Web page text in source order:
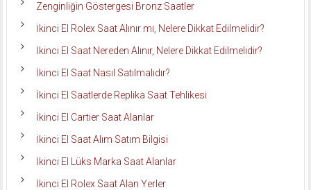
Zenginliğin Göstergesi Bronz Saatler
İkinci El Rolex Saat Alınır mı, Nelere Dikkat Edilmelidir?
İkinci El Saat Nereden Alınır, Nelere Dikkat Edilmelidir?
İkinci El Saat Nasıl Satılmalıdır?
İkinci El Saatlerde Replika Saat Tehlikesi
İkinci El Cartier Saat Alanlar
İkinci El Saat Alım Satım Bilgisi
İkinci El Lüks Marka Saat Alanlar
İkinci El Rolex Saat Alan Yerler